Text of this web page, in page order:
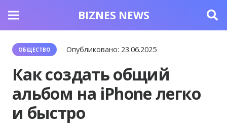
BIZNES NEWS
ОБЩЕСТВО Опубликовано: 23.06.2025
Как создать общий
альбом на iPhone легко
и быстро